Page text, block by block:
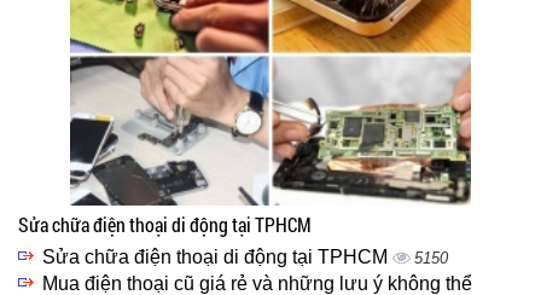
Sửa chữa điện thoại di động tại TPHCM
Sửa chữa điện thoại di động tại TPHCM 5150
Mua điện thoại cũ giá rẻ và những lưu ý không thể